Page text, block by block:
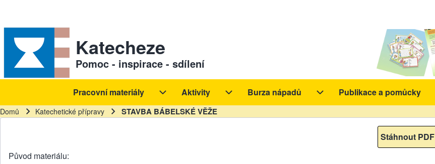
Sekundární odkazy
Katecheze
Pomoc - inspirace - sdílení
Hlavní navigace
Pracovní materiály
Pracovní materiály sub-navigation
Aktivity
Aktivity sub-navigation
Burza nápadů
Burza nápadů sub-navigation
Publikace a pomůcky
Domů Katechetické přípravy STAVBA BÁBELSKÉ VĚŽE
Stáhnout PDF
Původ materiálu